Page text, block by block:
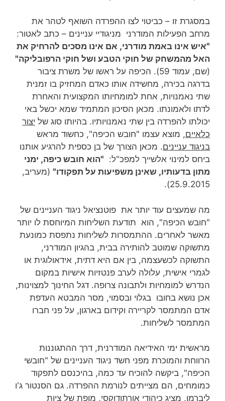
במסגרת זו – כביטוי לצו ההפרדה השואף לטהר את
מרחב הפעילות המודרני מניגודיי עניינים – כתב לאטור:
"איש אינו באמת מודרני, אם אינו מסכים להרחיק את
האל מהמשחק של חוקי הטבע ושל חוקי הרפובליקה"
(שם, עמוד 59). הכיפה על ראשו של משרת ציבור
בדרגה בכירה, מחשידה אותו כאדם המחזיק בו זמנית
שתי נאמנויות, אחת למומחיותו המקצועית והאחרת
לדתו ולאמונתו. מכאן הסיכון המתמיד שמא יכשל באי
יכולתו להפרדה בין שתי נאמנויותיו. בהיותו סוג של יצור
כלאיים, מוצא עצמו "חובש הכיפה", כחשוד מראש
בניגוד עניינים. מכאן הצורך של בן כספית להרגיע אותנו
ביחס למינוי אלשייך למפכ"ל: "הוא חובש כיפה, ימני
מתון בדעותיו, שאינן משפיעות על תפקודו" (מעריב,
25.9.2015).
מה שמעצים עוד יותר את פוטנציאל ניגוד העניינים של
"חובש הכיפה", הוא תודעת השליחות המיוחסת לו יותר
מאשר לאחרים. ההתמסרות לשליחות נתפסת כמונעת
מתשוקה שמוטב להותירה בבית, בהגיון המודרני,
התשוקה לכשעצמה, בין אם היא דתית, אידאולוגית או
לגמרי אישית, עלולה לערב פנטזיות אישיות במקום
הנדרש למומחיות ולתבונה צרופה. דגל החינוך למצוינות,
אכן נושא בחובו בגלוי ובסמוי, מסר המבטא העדפת
אדם המתמסר לקריירה וקידום בארגון, על פני חברו
המתמסר לשליחות.
מראשית ימי האידיאה המודרנית, דרך ההתגוננות
הרווחת והמוכרת מפני חשד ניגוד העניינים של "חובשי
הכיפה", ביקשה להוכיח עד כמה, בהיכנסם לתפקוד
כמומחים, הם מצייתים לנורמת ההפרדה. גם הסנטור ג'ו
ליברמן, מציג כיהודי אורתודוקסי, מופת של ציות